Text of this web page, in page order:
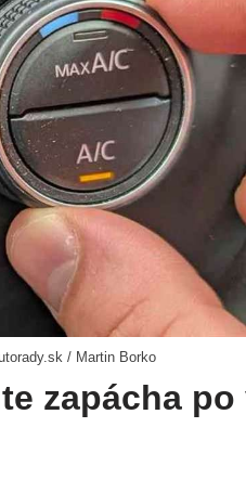
/ Martin Borko
zapácha